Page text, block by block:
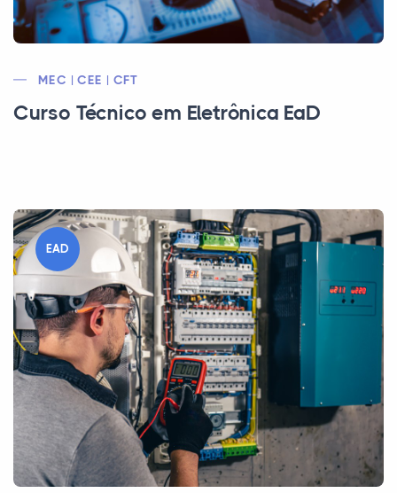
MEC | CEE | CFT
Curso Técnico em Eletrônica EaD
EAD